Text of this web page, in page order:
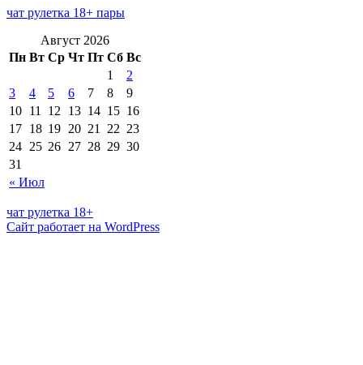
чат рулетка 18+ пары
Август 2026
Пн Вт Ср Чт Пт Сб Вс
« Июл
1
2
3
4 5 6 7 8
9
10 11 12 13 14 15 16
17 18 19 20 21 22 23
24 25 26 27 28 29 30
31
чат рулетка 18+
Сайт работает на WordPress